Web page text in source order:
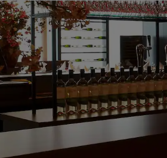
Marchi Radisson Hotels